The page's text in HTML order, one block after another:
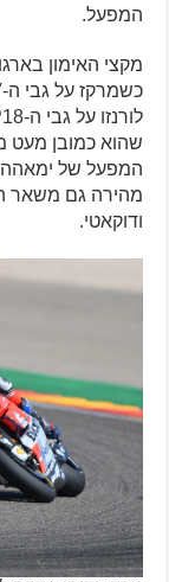
המפעל.
מקצי האימון
שהוא כמובן מעט
המפעל של ימאהה,
מהירה גם משאר
ודוקאטי.